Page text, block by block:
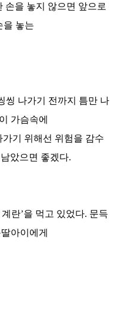
손을 놓지 않으면 앞으로
을 놓는
씽 나가기 전까지 틈만 나
가슴속에
기 위해선 위험을 감수
았으면 좋겠다.
란’을 먹고 있었다. 문득
아이에게